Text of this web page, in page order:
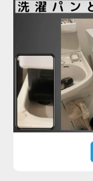
も少なくあり
桜川市で施工
購入したドラ
の、「重くて
お困りでした
整、アジャス
一括で対応し
上げました。
～と明瞭で、